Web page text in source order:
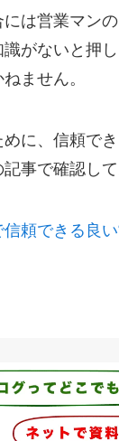
は営業マン
識がないと押
ません。
に、信頼で
事で確認して
信頼できる良